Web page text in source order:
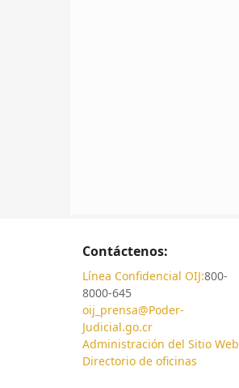
Contáctenos:
Línea Confidencial OIJ:800-
8000-645
oij_prensa@Poder-
Judicial.go.cr
Administración del Sitio Web
Directorio de oficinas